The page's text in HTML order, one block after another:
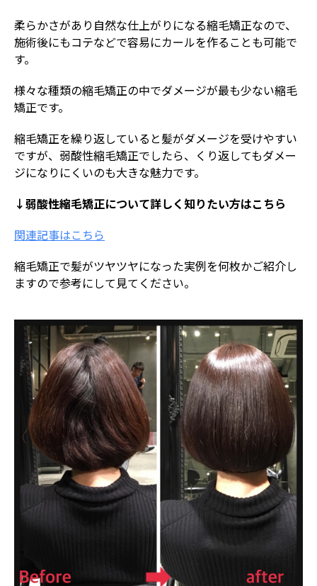
柔らかさがあり自然な仕上がりになる縮毛矯正なので、
施術後にもコテなどで容易にカールを作ることも可能で
す。
様々な種類の縮毛矯正の中でダメージが最も少ない縮毛
矯正です。
縮毛矯正を繰り返していると髪がダメージを受けやすい
ですが、弱酸性縮毛矯正でしたら、くり返してもダメー
ジになりにくいのも大きな魅力です。
↓弱酸性縮毛矯正について詳しく知りたい方はこちら
関連記事はこちら
縮毛矯正で髪がツヤツヤになった実例を何枚かご紹介し
ますので参考にして見てください。